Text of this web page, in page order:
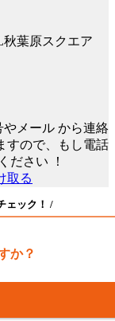
秋葉原スクエア
やメール から連絡
すので、もし電話
ださい ！
ェック！ /
か？